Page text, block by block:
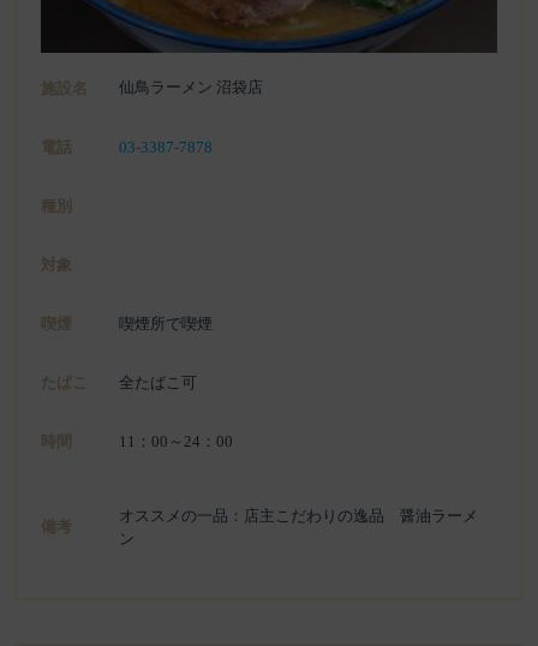
施設名 仙鳥ラーメン 沼袋店
電話 03-3387-7878
種別
対象
喫煙 喫煙所で喫煙
たばこ 全たばこ可
時間 11：00～24：00
備考
オススメの一品：店主こだわりの逸品 醤油ラーメ
ン